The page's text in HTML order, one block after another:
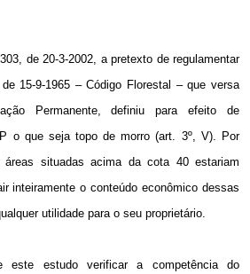
de 20-3-2002, apretexto de regulamentar
15-9-1965 – Código Florestal – que versa
Permanente, definiu para efeito de
o que seja topo de morro (art. 3º, V). Por
situadas acima da cota 40 estariam
inteiramente o conteúdo econômico dessas
utilidade para o seu proprietário.
este estudo verificar a competência do